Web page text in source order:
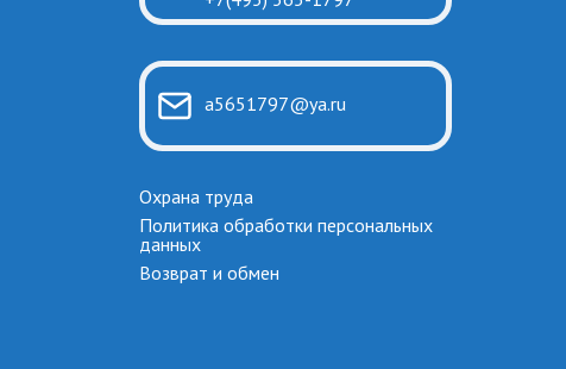
a5651797@ya.ru
Охрана труда
Политика обработки персональных
данных
Возврат и обмен